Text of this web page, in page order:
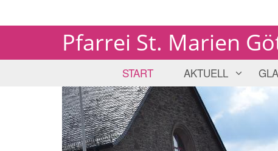
Pfarrei St. Marien
START AKTUELL